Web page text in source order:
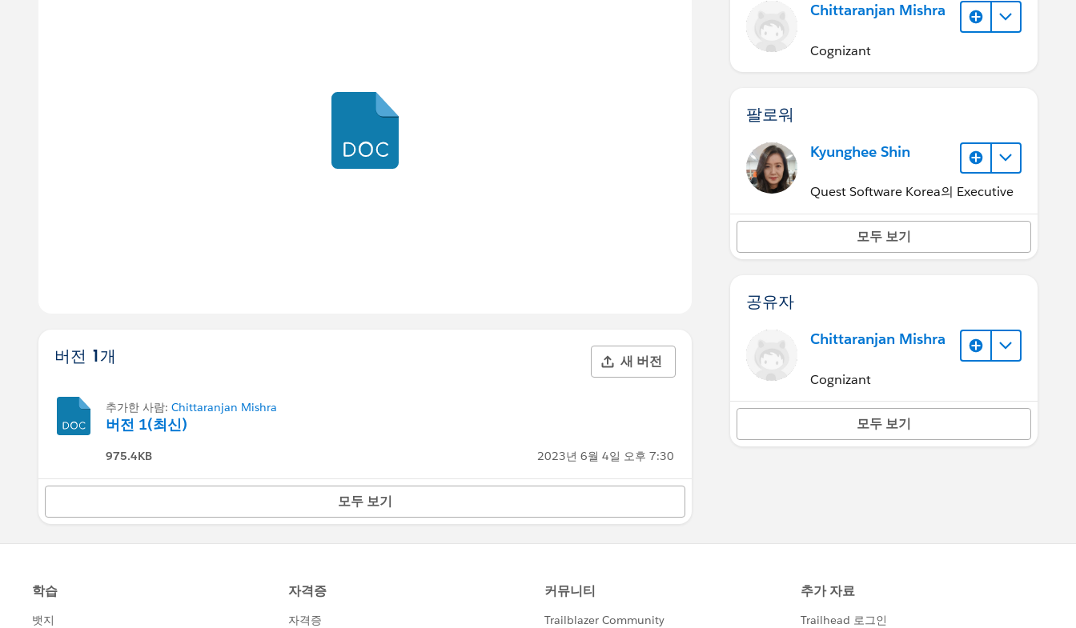
버전 1개 새 버전
추가한 사람: Chittaranjan Mishra
버전 1(최신)
975.4KB 2023년 6월 4일 오후 7:30
모두 보기
Chittaranjan Mishra
Cognizant
팔로워
Kyunghee Shin
Quest Software Korea의 Executive
모두 보기
공유자
Chittaranjan Mishra
Cognizant
모두 보기